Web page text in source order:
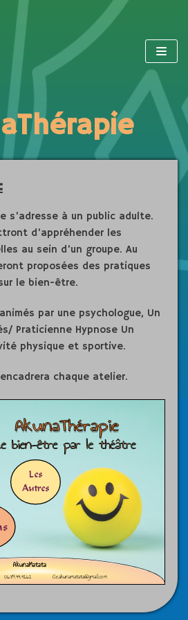
s’adresse à un public adulte.
d’appréhender les
au sein d’un groupe. Au
proposées des pratiques
le bien-être.
par une psychologue, Un
Praticienne Hypnose Un
physique et sportive.
chaque atelier.